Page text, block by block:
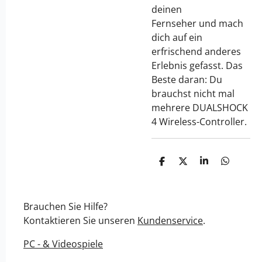
deinen
Fernseher und mach
dich auf ein
erfrischend anderes
Erlebnis gefasst. Das
Beste daran: Du
brauchst nicht mal
mehrere DUALSHOCK
4 Wireless-Controller.
T
T
T
T
Brauchen Sie Hilfe?
Kontaktieren Sie unseren Kundenservice.
PC - & Videospiele